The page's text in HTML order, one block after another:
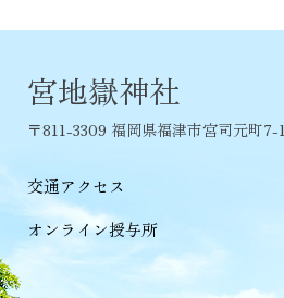
宮地嶽神社
〒811-3309 福岡県福津市宮司元町7-1
交通アクセス
オンライン授与所